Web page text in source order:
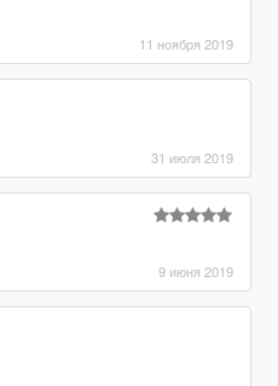
11 ноября 2019
31 июля 2019
9 июня 2019